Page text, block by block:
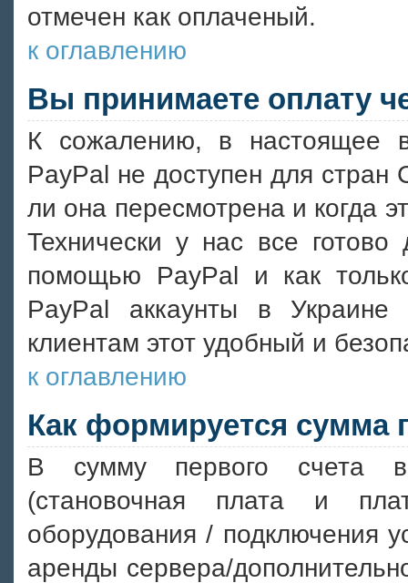
отмечен как оплаченый.
к оглавлению
Вы принимаете оплату
К сожалению, в настоящее
PayPal не доступен для стран
ли она пересмотрена и когда
Технически у нас все
помощью PayPal и как
PayPal аккаунты в
клиентам этот удобный и
к оглавлению
Как формируется сумма
В сумму первого счета
(становочная плата и
оборудования / подключения
аренды сервера/